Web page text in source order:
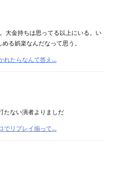
大金持ちは思ってる以上にいる。い
る娯楽なんだなって思う。
れたらなんて答え...
たない演者よりましだ
でリプレイ揃って...